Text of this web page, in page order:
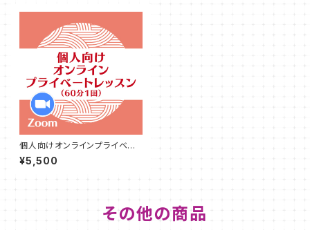
個人向けオンラインプライベー
トレッスン（60分×１回）
¥5,500
その他の商品